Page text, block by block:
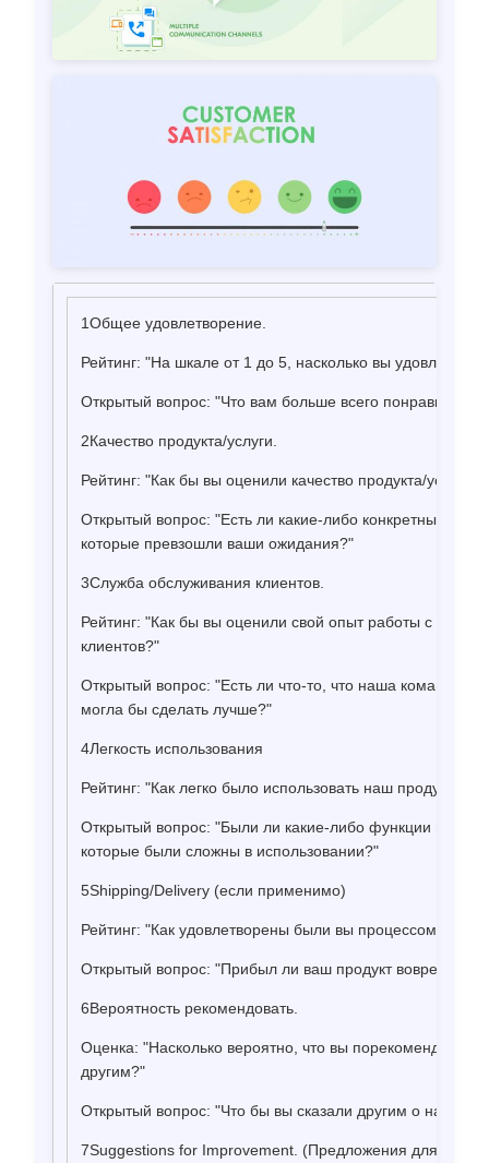
1Общее удовлетворение.
Рейтинг: "На шкале от 1 до 5, насколько вы
Открытый вопрос: "Что вам больше всего понравилось в
2Качество продукта/услуги.
Рейтинг: "Как бы вы оценили качество продукта/услуги?"
Открытый вопрос: "Есть ли какие-либо конкретные
которые превзошли ваши ожидания?"
3Служба обслуживания клиентов.
Рейтинг: "Как бы вы оценили свой опыт работы с
клиентов?"
Открытый вопрос: "Есть ли что-то, что наша команда
могла бы сделать лучше?"
4Легкость использования
Рейтинг: "Как легко было использовать наш продукт/
Открытый вопрос: "Были ли какие-либо функции или
которые были сложны в использовании?"
5Shipping/Delivery (если применимо)
Рейтинг: "Как удовлетворены были вы процессом
Открытый вопрос: "Прибыл ли ваш продукт вовремя и
6Вероятность рекомендовать.
Оценка: "Насколько вероятно, что вы порекомендуете
другим?"
Открытый вопрос: "Что бы вы сказали другим о нашем
7Suggestions for Improvement. (Предложения для